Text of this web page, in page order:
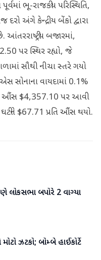
ભૂ-રાજકીય પરિસ્થિતિ,
અંગે કેન્દ્રીય બેંકો દ્વારા
આંતરરાષ્ટ્રીય બજારમાં,
પર સ્થિર રહ્યો, જે
સૌથી નીચા સ્તરે ગયો
સોનાના વાયદામાં 0.1%
ઔંસ $4,357.10 પર આવી
$67.71 પ્રતિ ઔંસ થયો.
લોકસભા બપોરે 2 વાગ્યા
ઝટકો; બોમ્બે હાઈકોર્ટે